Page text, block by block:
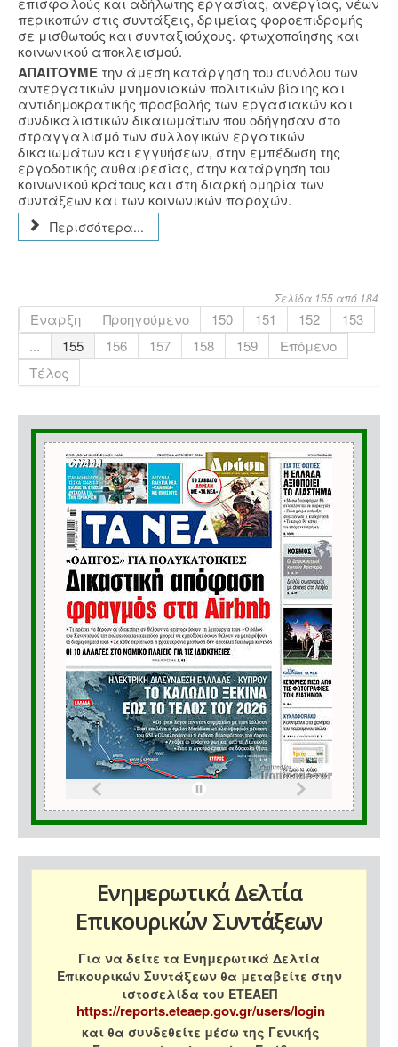
περικοπών στις συντάξεις, δριμείας φοροεπιδρομής
σε μισθωτούς και συνταξιούχους. φτωχοποίησης και
κοινωνικού αποκλεισμού.
ΑΠΑΙΤΟΥΜΕ την άμεση κατάργηση του συνόλου των
αντεργατικών μνημονιακών πολιτικών βίαιης και
αντιδημοκρατικής προσβολής των εργασιακών και
συνδικαλιστικών δικαιωμάτων που οδήγησαν στο
στραγγαλισμό των συλλογικών εργατικών
δικαιωμάτων και εγγυήσεων, στην εμπέδωση της
εργοδοτικής αυθαιρεσίας, στην κατάργηση του
κοινωνικού κράτους και στη διαρκή ομηρία των
συντάξεων και των κοινωνικών παροχών.
Περισσότερα...
Σελίδα 155 από 184
Έναρξη Προηγούμενο 150 151 152
153
...
155 156 157 158 159
Επόμενο
Τέλος
Ενημερωτικά Δελτία
Επικουρικών Συντάξεων
Για να δείτε τα Ενημερωτικά Δελτία
Επικουρικών Συντάξεων θα μεταβείτε στην
ιστοσελίδα του ΕΤΕΑΕΠ
https://reports.eteaep.gov.gr/users/login
και θα συνδεθείτε μέσω της Γενικής